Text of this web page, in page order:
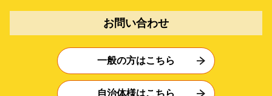
お問い合わせ
一般の方はこちら
自治体様はこちら